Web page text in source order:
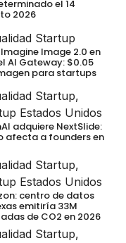
el 14
2026
Startup
Image 2.0 en
AI Gateway: $0.05
para startups
Startup,
Estados Unidos
adquiere NextSlide:
afecta a founders en
Startup,
Estados Unidos
centro de datos
emitiría 33M
de CO2 en 2026
Startup,